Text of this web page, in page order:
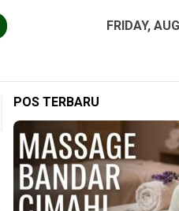
FRIDAY,
POS TERBARU